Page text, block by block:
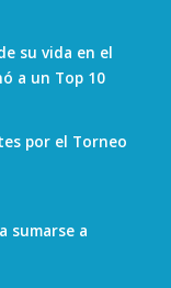
su vida en el
a un Top 10
por el Torneo
sumarse a